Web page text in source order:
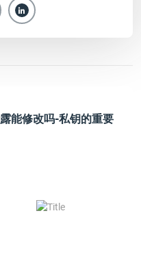
能修改吗-私钥的重要